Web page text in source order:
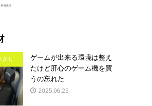
り
ゲームが出来る環境は整え
たけど肝心のゲーム機を買
うの忘れた
2025.06.23